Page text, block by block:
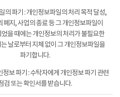
의 파기 : 개인정보파일의 처리 목적 달성,
폐지, 사업의 종료 등 그 개인정보파일이
을 때에는 개인정보의 처리가 불필요한
날로부터 지체 없이 그 개인정보파일을
파기합니다.
정보 파기 : 수탁자에게 개인정보 파기 관련
검 또는 확인서를 받습니다.